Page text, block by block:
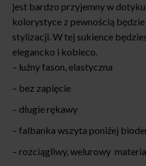
jest bardzo przyjemny w
kolorystyce z pewnością
stylizacji. W tej sukience
elegancko i kobieco.
– luźny fason, elastyczna
– bez zapięcie
– długie rękawy
– falbanka wszyta poniżej
– rozciągliwy, welurowy